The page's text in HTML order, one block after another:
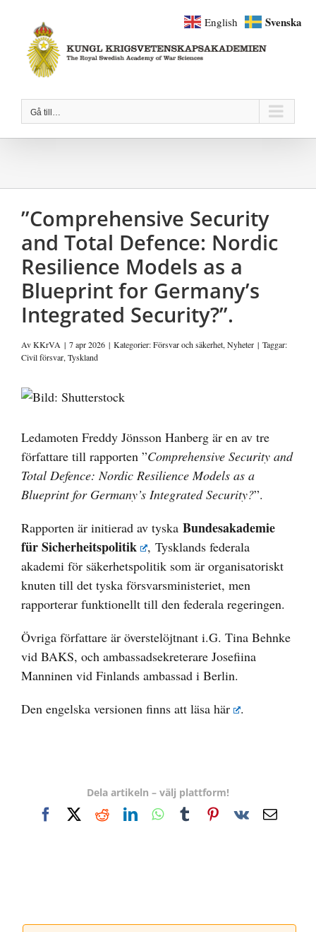
innehållet
Gå till…
”Comprehensive Security
and Total Defence: Nordic
Resilience Models as a
Blueprint for Germany’s
Integrated Security?”.
AvKKrVA | 7 apr 2026 | Kategorier:Försvar och säkerhet,Nyheter | Taggar:
Civil försvar,Tyskland
Visa
bild
Ledamoten Freddy Jönsson Hanberg är en av tre
författare till rapporten ”Comprehensive Security and
Total Defence: Nordic Resilience Models as a
Blueprint for Germany’s Integrated Security?”.
Rapporten är initierad av tyska Bundesakademie
für Sicherheitspolitik
, Tysklands federala
akademi för säkerhetspolitik som är organisatoriskt
knuten till det tyska försvarsministeriet, men
rapporterar funktionellt till den federala regeringen.
Övriga författare är överstelöjtnant i.G. Tina Behnke
vid BAKS, och ambassadsekreterare Josefiina
Manninen vid Finlands ambassad i Berlin.
Den engelska versionen finns att läsa här .
Dela artikeln – välj plattform!
FacebookRedditLinkedInWhatsApp
TumblrPinterest
Vk
E-
English Svenska